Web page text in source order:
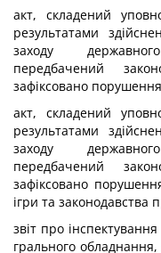
акт, складений
результатами
заходу
передбачений
зафіксовано
акт, складений
результатами
заходу
передбачений
зафіксовано
ігри та законодавства
звіт про
грального обладнання,